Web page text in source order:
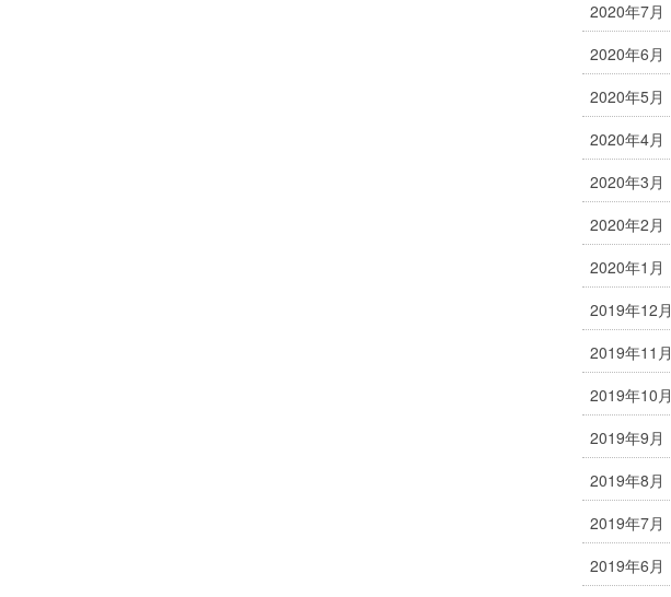
2020年7月
2020年6月
2020年5月
2020年4月
2020年3月
2020年2月
2020年1月
2019年12月
2019年11月
2019年10月
2019年9月
2019年8月
2019年7月
2019年6月